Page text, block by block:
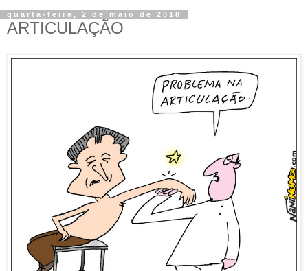
quarta-feira, 2 de maio de 2018
ARTICULAÇÃO